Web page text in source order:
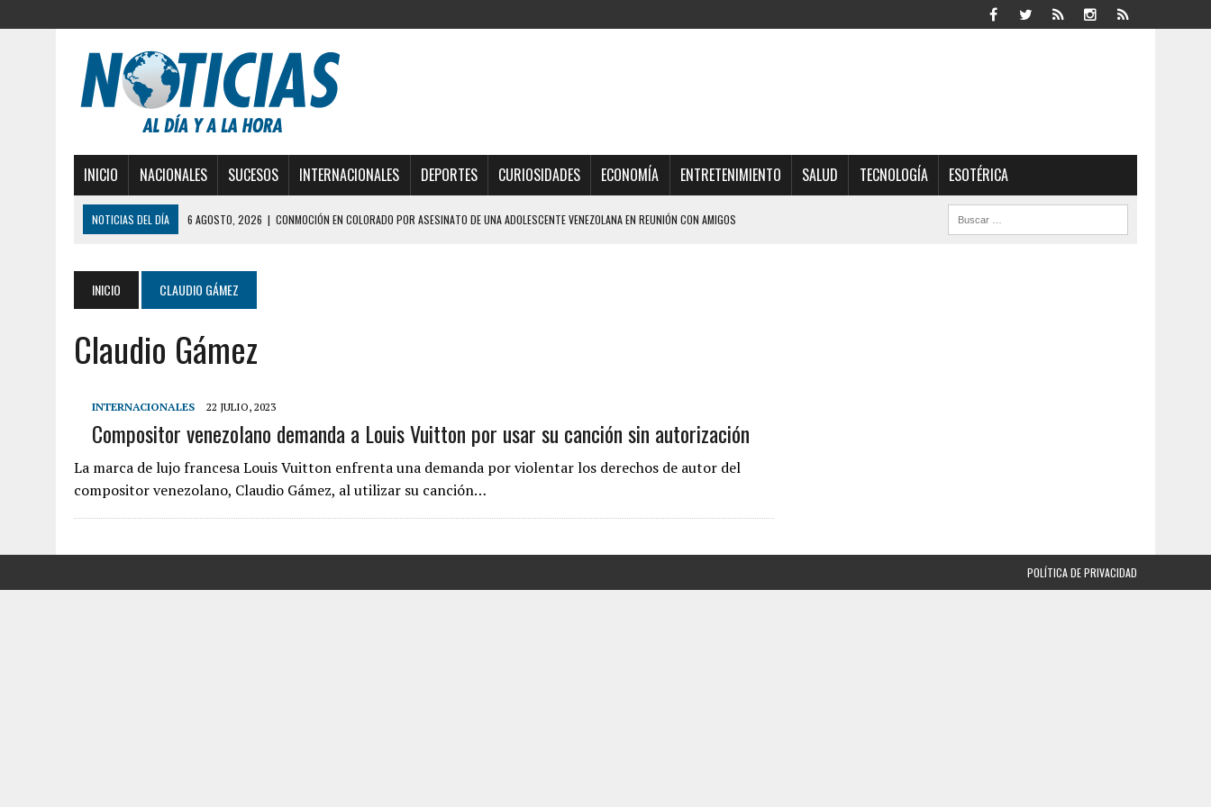
INICIO NACIONALES SUCESOS INTERNACIONALES DEPORTES CURIOSIDADES ECONOMÍA ENTRETENIMIENTO SALUD TECNOLOGÍA ESOTÉRICA
NOTICIAS DEL DÍA 6 AGOSTO, 2026 | CONMOCIÓN EN COLORADO POR ASESINATO DE UNA ADOLESCENTE VENEZOLANA EN REUNIÓN CON AMIGOS
HORROR EN BARINAS: UN HOMBRE INDUJO AL SUICIDIO A UNA ADOLESCENTE DE 13 AÑOS TRAS ABUSAR DE ELLA
3 AGOSTO, 2026 | LA INCREÍBLE FORMA EN LA QUE SOBREVIVIÓ UN HOMBRE Y SU FAMILIA TRAS LOS TERREMOTOS: CAYERON DESDE EL PISO NUEVE DEL
EDIFICIO PETUNIA
3 AGOSTO, 2026
YARACUY: INTENTÓ DESCONECTAR SU NEVERA MIENTRAS LA CASA SE INUNDABA
7 AGOSTO, 2026
YARACUY: ASESINARON DOS HOMBRES EL MISMO DÍA EN SECTORES VECINOS
6 AGOSTO, 2026 | MISTERIOSA MUERTE DE MODELO EN MONAGAS: HALLARON EL CUERPO DENTRO DE SU CASA
6 AGOSTO, 2026 | BARINAS: ADOLESCENTE SE QUITÓ LA VIDA TRAS SER ACOSADA Y ABUSADA POR LA PAREJA DE SU ABUELA
INICIO CLAUDIO GÁMEZ
Claudio Gámez
INTERNACIONALES 22 JULIO, 2023
Compositor venezolano demanda a Louis Vuitton por usar su canción sin autorización
La marca de lujo francesa Louis Vuitton enfrenta una demanda por violentar los derechos de autor del
compositor venezolano, Claudio Gámez, al utilizar su canción…
POLÍTICA DE PRIVACIDAD